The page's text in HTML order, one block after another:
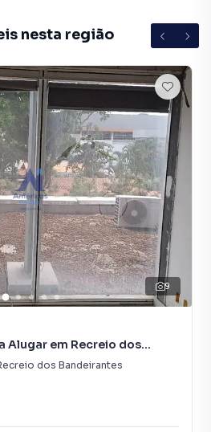
nesta região
9
Alugar em Recreio dos
dos Bandeirantes